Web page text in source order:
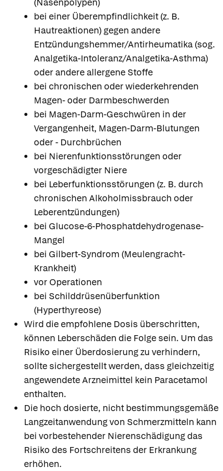
bei einer Überempfindlichkeit (z. B.
Hautreaktionen) gegen andere
Entzündungshemmer/Antirheumatika (sog.
Analgetika-Intoleranz/Analgetika-Asthma)
oder andere allergene Stoffe
bei chronischen oder wiederkehrenden
Magen- oder Darmbeschwerden
bei Magen-Darm-Geschwüren in der
Vergangenheit, Magen-Darm-Blutungen
oder - Durchbrüchen
bei Nierenfunktionsstörungen oder
vorgeschädigter Niere
bei Leberfunktionsstörungen (z. B. durch
chronischen Alkoholmissbrauch oder
Leberentzündungen)
bei Glucose-6-Phosphatdehydrogenase-
Mangel
bei Gilbert-Syndrom (Meulengracht-
Krankheit)
vor Operationen
bei Schilddrüsenüberfunktion
(Hyperthyreose)
Wird die empfohlene Dosis überschritten,
können Leberschäden die Folge sein. Um das
Risiko einer Überdosierung zu verhindern,
sollte sichergestellt werden, dass gleichzeitig
angewendete Arzneimittel kein Paracetamol
enthalten.
Die hoch dosierte, nicht bestimmungsgemäße
Langzeitanwendung von Schmerzmitteln kann
bei vorbestehender Nierenschädigung das
Risiko des Fortschreitens der Erkrankung
erhöhen.